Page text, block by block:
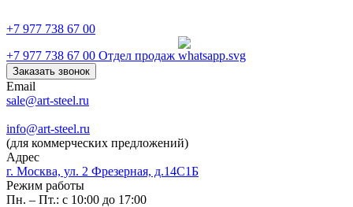
+7 977 738 67 00
+7 977 738 67 00 Отдел продаж
Заказать звонок
Email
sale@art-steel.ru
info@art-steel.ru
(для коммерческих предложений)
Адрес
г. Москва, ул. 2 Фрезерная, д.14С1Б
Режим работы
Пн. – Пт.: с 10:00 до 17:00